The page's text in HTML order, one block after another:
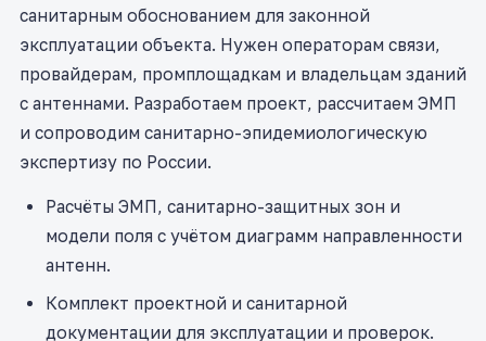
санитарным обоснованием для законной
эксплуатации объекта. Нужен операторам связи,
провайдерам, промплощадкам и владельцам зданий
с антеннами. Разработаем проект, рассчитаем ЭМП
и сопроводим санитарно-эпидемиологическую
экспертизу по России.
Расчёты ЭМП, санитарно-защитных зон и
модели поля с учётом диаграмм направленности
антенн.
Комплект проектной и санитарной
документации для эксплуатации и проверок.